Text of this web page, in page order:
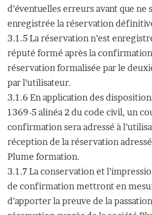
d’éventuelles erreurs avant que ne
enregistrée la réservation
3.1.5 La réservation n’est
réputé formé après la
réservation formalisée par le
par l’utilisateur.
3.1.6 En application des
1369-5 alinéa 2 du code civil, un
confirmation sera adressé à
réception de la réservation
Plume formation.
3.1.7 La conservation et
de confirmation mettront en
d’apporter la preuve de la